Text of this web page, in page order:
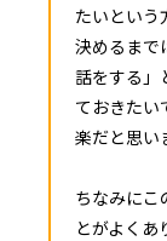
たいという
決めるまで
話をする」
ておきたい
楽だと思い
ちなみにこ
とがよくあ